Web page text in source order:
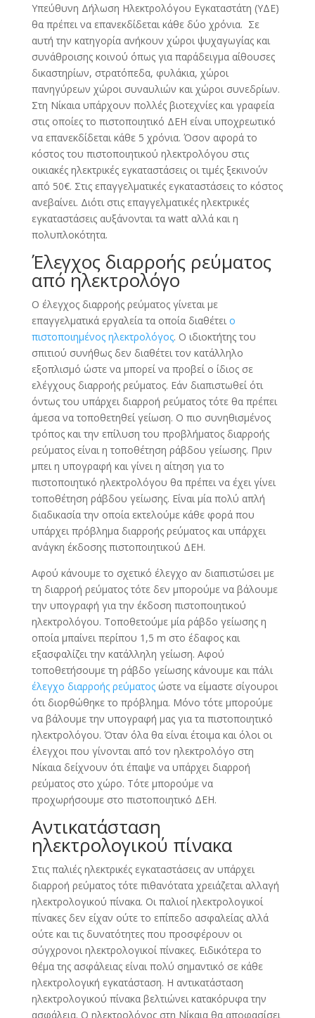
Υπεύθυνη Δήλωση Ηλεκτρολόγου Εγκαταστάτη (ΥΔΕ)
θα πρέπει να επανεκδίδεται κάθε δύο χρόνια. Σε
αυτή την κατηγορία ανήκουν χώροι ψυχαγωγίας και
συνάθροισης κοινού όπως για παράδειγμα αίθουσες
δικαστηρίων, στρατόπεδα, φυλάκια, χώροι
πανηγύρεων χώροι συναυλιών και χώροι συνεδρίων.
Στη Νίκαια υπάρχουν πολλές βιοτεχνίες και γραφεία
στις οποίες το πιστοποιητικό ΔΕΗ είναι υποχρεωτικό
να επανεκδίδεται κάθε 5 χρόνια. Όσον αφορά το
κόστος του πιστοποιητικού ηλεκτρολόγου στις
οικιακές ηλεκτρικές εγκαταστάσεις οι τιμές ξεκινούν
από 50€. Στις επαγγελματικές εγκαταστάσεις το κόστος
ανεβαίνει. Διότι στις επαγγελματικές ηλεκτρικές
εγκαταστάσεις αυξάνονται τα watt αλλά και η
πολυπλοκότητα.
Έλεγχος διαρροής ρεύματος
από ηλεκτρολόγο
Ο έλεγχος διαρροής ρεύματος γίνεται με
επαγγελματικά εργαλεία τα οποία διαθέτει ο
πιστοποιημένος ηλεκτρολόγος. Ο ιδιοκτήτης του
σπιτιού συνήθως δεν διαθέτει τον κατάλληλο
εξοπλισμό ώστε να μπορεί να προβεί ο ίδιος σε
ελέγχους διαρροής ρεύματος. Εάν διαπιστωθεί ότι
όντως του υπάρχει διαρροή ρεύματος τότε θα πρέπει
άμεσα να τοποθετηθεί γείωση. Ο πιο συνηθισμένος
τρόπος και την επίλυση του προβλήματος διαρροής
ρεύματος είναι η τοποθέτηση ράβδου γείωσης. Πριν
μπει η υπογραφή και γίνει η αίτηση για το
πιστοποιητικό ηλεκτρολόγου θα πρέπει να έχει γίνει
τοποθέτηση ράβδου γείωσης. Είναι μία πολύ απλή
διαδικασία την οποία εκτελούμε κάθε φορά που
υπάρχει πρόβλημα διαρροής ρεύματος και υπάρχει
ανάγκη έκδοσης πιστοποιητικού ΔΕΗ.
Αφού κάνουμε το σχετικό έλεγχο αν διαπιστώσει με
τη διαρροή ρεύματος τότε δεν μπορούμε να βάλουμε
την υπογραφή για την έκδοση πιστοποιητικού
ηλεκτρολόγου. Τοποθετούμε μία ράβδο γείωσης η
οποία μπαίνει περίπου 1,5 m στο έδαφος και
εξασφαλίζει την κατάλληλη γείωση. Αφού
τοποθετήσουμε τη ράβδο γείωσης κάνουμε και πάλι
έλεγχο διαρροής ρεύματοςώστε να είμαστε σίγουροι
ότι διορθώθηκε το πρόβλημα. Μόνο τότε μπορούμε
να βάλουμε την υπογραφή μας για τα πιστοποιητικό
ηλεκτρολόγου. Όταν όλα θα είναι έτοιμα και όλοι οι
έλεγχοι που γίνονται από τον ηλεκτρολόγο στη
Νίκαια δείχνουν ότι έπαψε να υπάρχει διαρροή
ρεύματος στο χώρο. Τότε μπορούμε να
προχωρήσουμε στο πιστοποιητικό ΔΕΗ.
Αντικατάσταση
ηλεκτρολογικού πίνακα
Στις παλιές ηλεκτρικές εγκαταστάσεις αν υπάρχει
διαρροή ρεύματος τότε πιθανότατα χρειάζεται αλλαγή
ηλεκτρολογικού πίνακα. Οι παλιοί ηλεκτρολογικοί
πίνακες δεν είχαν ούτε το επίπεδο ασφαλείας αλλά
ούτε και τις δυνατότητες που προσφέρουν οι
σύγχρονοι ηλεκτρολογικοί πίνακες. Ειδικότερα το
θέμα της ασφάλειας είναι πολύ σημαντικό σε κάθε
ηλεκτρολογική εγκατάσταση. Η αντικατάσταση
ηλεκτρολογικού πίνακα βελτιώνει κατακόρυφα την
ασφάλεια. Ο ηλεκτρολόγος στη Νίκαια θα αποφασίσει